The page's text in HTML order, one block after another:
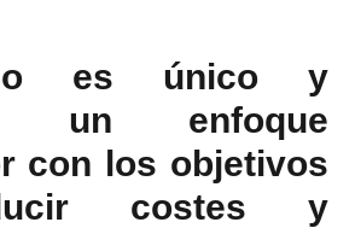
es único y
un enfoque
con los objetivos
costes y